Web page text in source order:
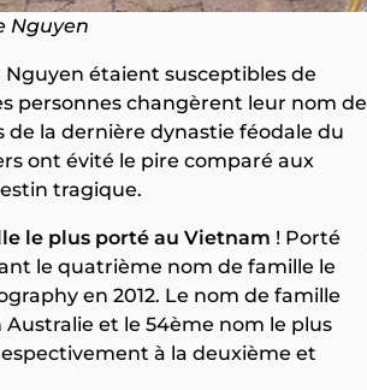
Nguyen
étaient susceptibles de
personnes changèrent leur nom de
de la dernière dynastie féodale du
ont évité le pire comparé aux
tragique.
le plus porté au Vietnam ! Porté
le quatrième nom de famille le
en 2012. Le nom de famille
et le 54ème nom le plus
à la deuxième et